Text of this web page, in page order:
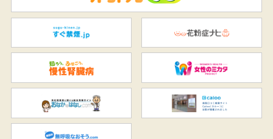
すぐ禁煙.jp
知ろう、ふせごう。慢性腎臓
おなかのはなし.com